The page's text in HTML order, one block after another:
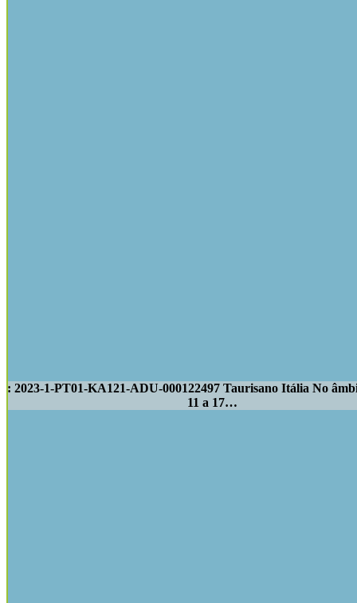
2023-1-PT01-KA121-ADU-000122497 Taurisano Itália No
11 a 17…